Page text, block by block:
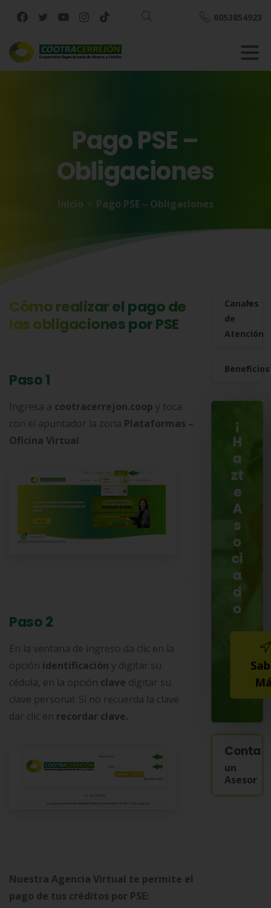
Buscar
6053854923
PagoPSE–
Obligaciones
Inicio Pago PSE – Obligaciones
Cómo realizar el pago de
las obligaciones por PSE
Paso 1
Ingresa a cootracerrejon.coop y toca
con el apuntador la zona Plataformas –
Oficina Virtual
Paso 2
En la ventana de ingreso da clic en la
opción identificación y digitar su
cédula, en la opción clave digitar su
clave personal. Si no recuerda la clave
dar clic en recordar clave.
Nuestra Agencia Virtual te permite el
pago de tus créditos por PSE:
Canales
de
Atención
Beneficios
¡
H
a
zt
e
A
s
o
ci
a
d
o
un
Asesor